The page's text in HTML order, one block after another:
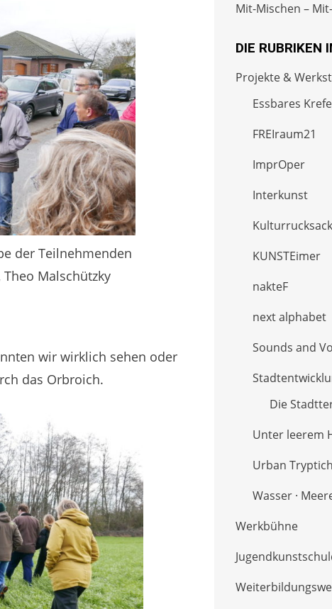
der Teilnehmenden
Malschützky
wir wirklich sehen oder
das Orbroich.
Mit-Mischen –
DIE RUBRIKEN
Projekte &
Essbares
FREIraum21
ImprOper
Interkunst
KUNSTEimer
nakteF
next alphabet
Sounds and
Die
Unter leerem
Urban
Wasser ·
Werkbühne